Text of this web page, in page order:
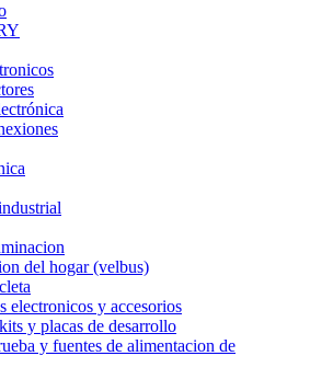
del hogar (velbus)
electronicos y accesorios
y placas de desarrollo
y fuentes de alimentacion de